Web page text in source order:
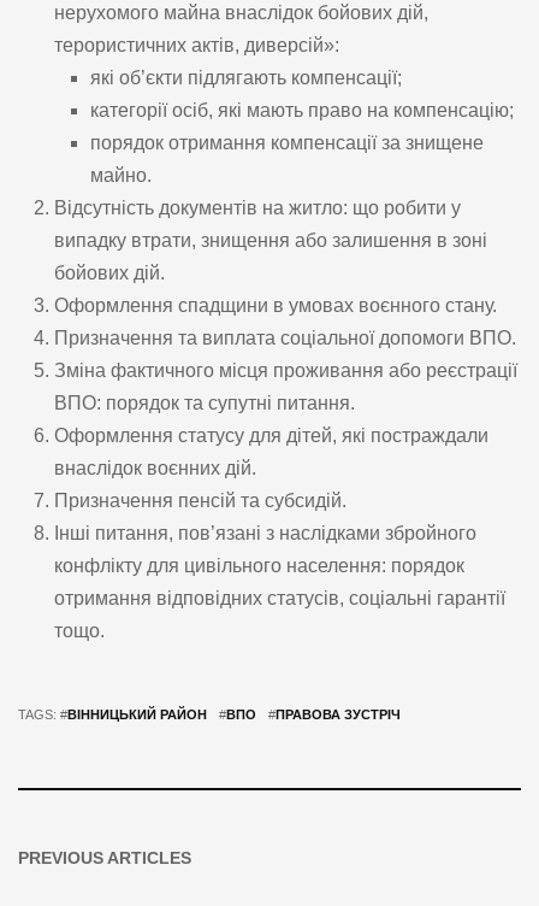
нерухомого майна внаслідок бойових дій,
терористичних актів, диверсій»:
які об’єкти підлягають компенсації;
категорії осіб, які мають право на компенсацію;
порядок отримання компенсації за знищене
майно.
Відсутність документів на житло: що робити у
випадку втрати, знищення або залишення в зоні
бойових дій.
Оформлення спадщини в умовах воєнного стану.
Призначення та виплата соціальної допомоги ВПО.
Зміна фактичного місця проживання або реєстрації
ВПО: порядок та супутні питання.
Оформлення статусу для дітей, які постраждали
внаслідок воєнних дій.
Призначення пенсій та субсидій.
Інші питання, пов’язані з наслідками збройного
конфлікту для цивільного населення: порядок
отримання відповідних статусів, соціальні гарантії
тощо.
TAGS: #ВІННИЦЬКИЙ РАЙОН #ВПО #ПРАВОВА ЗУСТРІЧ
PREVIOUS ARTICLES